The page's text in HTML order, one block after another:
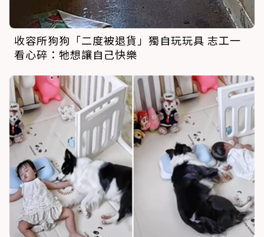
收容所狗狗「二度被退貨」獨自玩玩具 志工一
看心碎：牠想讓自己快樂